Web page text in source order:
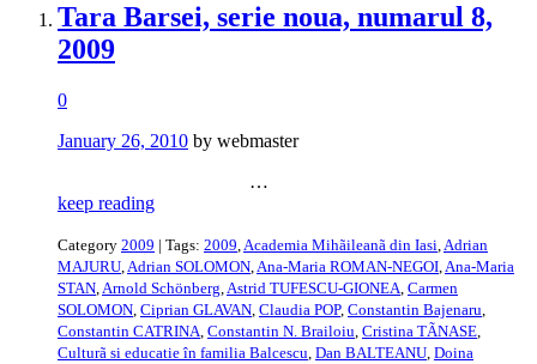
Tara Barsei, serie noua, numarul 8,
2009
0
January 26, 2010 by webmaster
…
keep reading
Category 2009 | Tags: 2009,Academia Mihãileanã din Iasi,Adrian
MAJURU,Adrian SOLOMON,Ana-Maria ROMAN-NEGOI,Ana-Maria
STAN,Arnold Schönberg,Astrid TUFESCU-GIONEA, Carmen
SOLOMON, Ciprian GLAVAN, Claudia POP, Constantin Bajenaru,
Constantin CATRINA, Constantin N. Brailoiu, Cristina TÃNASE,
Culturã si educatie în familia Balcescu, Dan BALTEANU, Doina